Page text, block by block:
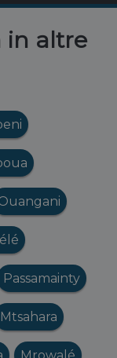
in altre
Passamainty
Mtsahara